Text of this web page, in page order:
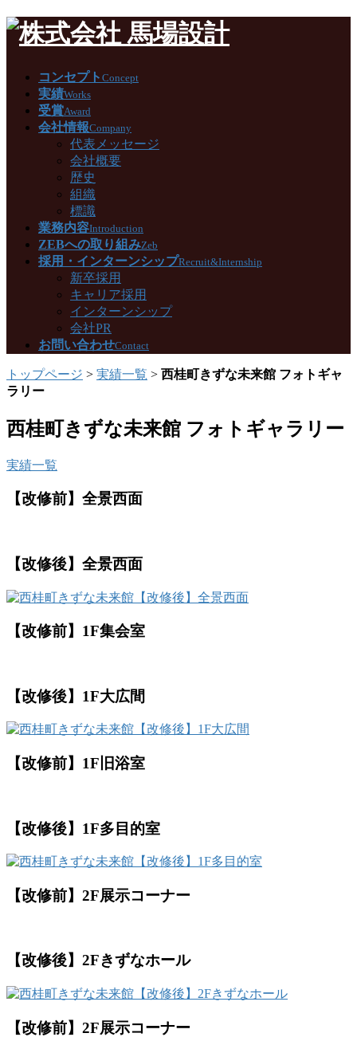
コンセプト Concept
実績Works
受賞Award
会社情報Company
代表メッセージ
会社概要
歴史
組織
標識
業務内容Introduction
ZEBへの取り組みZeb
採用・インターンシップRecruit&Internship
新卒採用
キャリア採用
インターンシップ
会社PR
お問い合わせContact
トップページ > 実績一覧 > 西桂町きずな未来館 フォトギャ
ラリー
西桂町きずな未来館 フォトギャラリー
実績一覧
【改修前】全景西面
【改修後】全景西面
【改修前】1F集会室
【改修後】1F大広間
【改修前】1F旧浴室
【改修後】1F多目的室
【改修前】2F展示コーナー
【改修後】2Fきずなホール
【改修前】2F展示コーナー